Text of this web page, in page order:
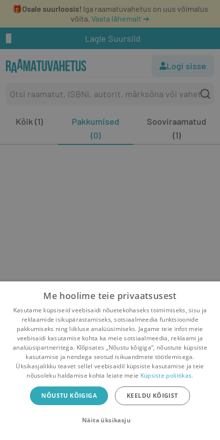
🎁Osale suurloosis! Iga raamatuvahetus on uus võimalus
võita. Vaata lähemalt ➔
Lagle Suursild
Logi sisse
Kõik (1)
Pakkumised
(0)
Sooviraamatud
(1)
Pealehele Ostukorv Sõnumid Teated Konto
Raamatuvahetuse mobiiliäpp
Vaheta raamatuid veelgi mugavamalt!
Me hoolime teie privaatsusest
Kasutame küpsiseid veebisaidi nõuetekohaseks toimimiseks, sisu ja
reklaamide isikupärastamiseks, sotsiaalmeedia funktsioonide
pakkumiseks ning liikluse analüüsimiseks. Jagame teie infot meie
veebisaidi kasutamise kohta ka meie sotsiaalmeedia, reklaami ja
analüüsipartneritega. Klõpsates „Nõustu kõigiga“, nõustute küpsiste
kasutamise ja nendega seotud isikuandmete töötlemisega.
Üksikasjalikku teavet sellel veebisaidil küpsiste kasutamise ja teie
nõusoleku haldamise kohta leiate meie Küpsiste poliitikas.
NÕUSTU KÕIGIGA KEELDU KÕIGIST
Näita üksikasju